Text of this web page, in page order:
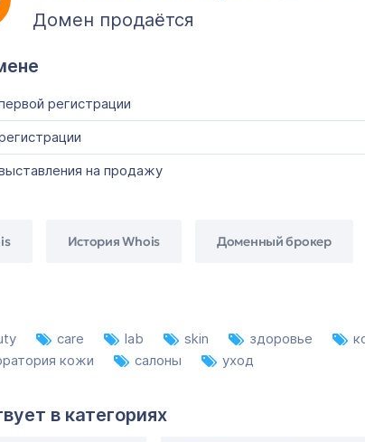
Домен продаётся
регистрации
на продажу
История Whois Доменный брокер
care lab skin здоровье
кожи
салоны уход
в категориях